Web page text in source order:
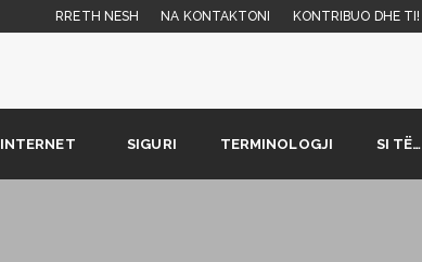
RRETH NESH NA KONTAKTONI KONTRIBUO DHE TI!
INTERNET SIGURI TERMINOLOGJI SI TË…